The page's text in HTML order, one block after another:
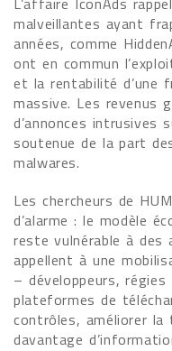
malveillantes ayant
années, comme
ont en commun
et la rentabilité d’une
massive. Les revenus
d’annonces
soutenue de la part
malwares.
Les chercheurs de
d’alarme : le modèle
reste vulnérable à des
appellent à une
– développeurs, régies
plateformes de
contrôles, améliorer
davantage